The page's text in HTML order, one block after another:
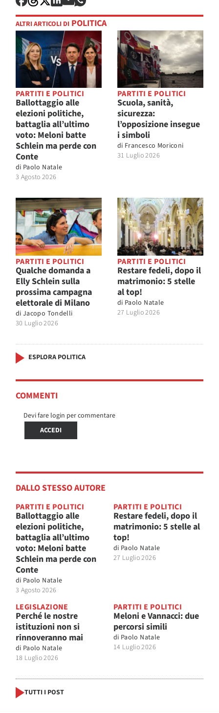
ALTRI ARTICOLI DI POLITICA
PARTITI E POLITICI
Ballottaggio alle
elezioni politiche,
battaglia all’ultimo
voto: Meloni batte
Schlein ma perde con
Conte
di Paolo Natale
3 Agosto 2026
PARTITI E POLITICI
Scuola, sanità,
sicurezza:
l’opposizione insegue
i simboli
di Francesco Moriconi
31 Luglio 2026
PARTITI E POLITICI
Qualche domanda a
Elly Schlein sulla
prossima campagna
elettorale di Milano
di Jacopo Tondelli
30 Luglio 2026
PARTITI E POLITICI
Restare fedeli, dopo il
matrimonio: 5 stelle
al top!
di Paolo Natale
27 Luglio 2026
ESPLORA POLITICA
COMMENTI
Devi fare login per commentare
ACCEDI
DALLO STESSO AUTORE
PARTITI E POLITICI
Ballottaggio alle
elezioni politiche,
battaglia all’ultimo
voto: Meloni batte
Schlein ma perde con
Conte
di Paolo Natale
3 Agosto 2026
PARTITI E POLITICI
Restare fedeli, dopo il
matrimonio: 5 stelle al
top!
di Paolo Natale
27 Luglio 2026
LEGISLAZIONE
Perché le nostre
istituzioni non si
rinnoveranno mai
di Paolo Natale
18 Luglio 2026
PARTITI E POLITICI
Meloni e Vannacci: due
percorsi simili
di Paolo Natale
14 Luglio 2026
TUTTI I POST